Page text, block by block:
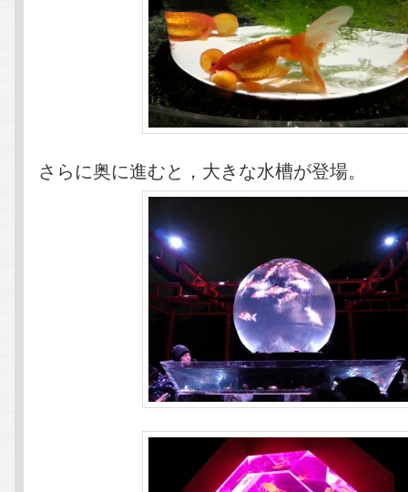
さらに奥に進むと，大きな水槽が登場。